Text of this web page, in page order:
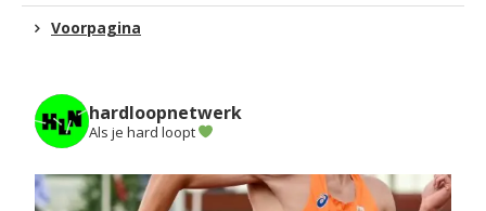
Voorpagina
hardloopnetwerk
Als je hard loopt